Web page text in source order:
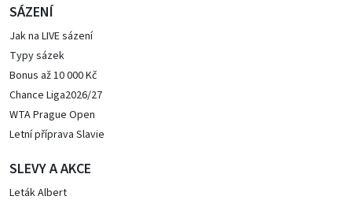
SÁZENÍ
Jak na LIVE sázení
Typy sázek
Bonus až 10 000 Kč
Chance Liga2026/27
WTA Prague Open
Letní příprava Slavie
SLEVY A AKCE
Leták Albert